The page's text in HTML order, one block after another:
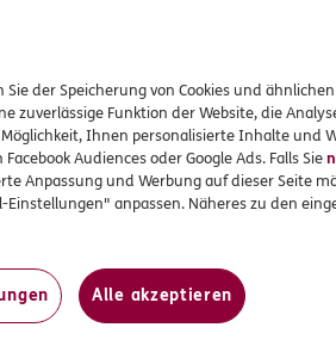
aufnehmen
Wenn dann noch die Furcht
der Speicherung von Cookies und
zuverlässige Funktion der Website, die
Ihnen personalisierte Inhalte und
Audiences oder Google Ads. Falls Sie
Anpassung und Werbung auf dieser Seite
anpassen. Näheres zu den
Alle akzeptieren